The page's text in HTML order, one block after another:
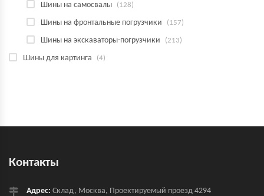
Шины на самосвалы (128)
Шины на фронтальные погрузчики (157)
Шины на экскаваторы-погрузчики (213)
Шины для картинга (4)
Контакты
Адрес: Склад, Москва, Проектируемый проезд 4294